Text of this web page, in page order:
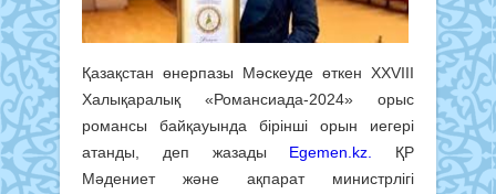
Қазақстан өнерпазы Мәскеуде өткен XXVIII
Халықаралық «Романсиада-2024» орыс
романсы байқауында бірінші орын иегері
атанды, деп жазады Egemen.kz.
ҚР
Мәдениет және ақпарат министрлігі